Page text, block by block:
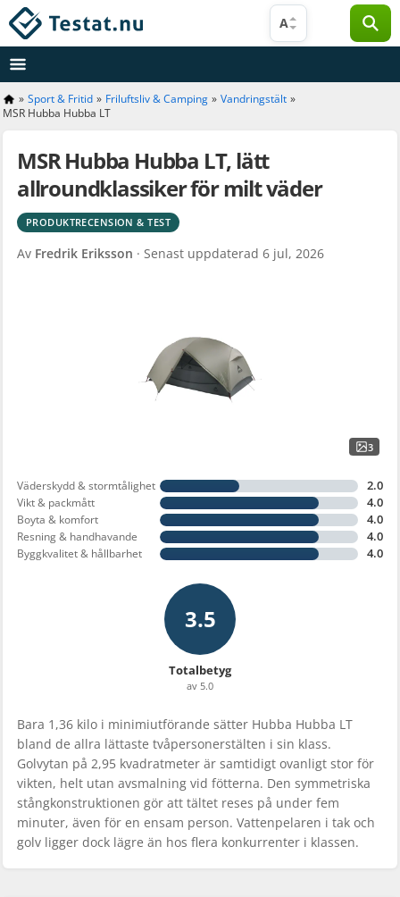
Hoppa
till
innehåll
A
» Sport & Fritid » Friluftsliv & Camping » Vandringstält »
MSR Hubba Hubba LT
MSR Hubba Hubba LT, lätt
allroundklassiker för milt väder
PRODUKTRECENSION & TEST
Av Fredrik Eriksson · Senast uppdaterad 6 jul, 2026
3
Väderskydd & stormtålighet 2.0
Vikt & packmått 4.0
Boyta & komfort 4.0
Resning & handhavande 4.0
Byggkvalitet & hållbarhet 4.0
3.5
Totalbetyg
av 5.0
Bara 1,36 kilo i minimiutförande sätter Hubba Hubba LT
bland de allra lättaste tvåpersonerstälten i sin klass.
Golvytan på 2,95 kvadratmeter är samtidigt ovanligt stor för
vikten, helt utan avsmalning vid fötterna. Den symmetriska
stångkonstruktionen gör att tältet reses på under fem
minuter, även för en ensam person. Vattenpelaren i tak och
golv ligger dock lägre än hos flera konkurrenter i klassen.